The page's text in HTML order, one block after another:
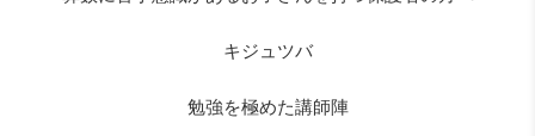
キジュツバ
勉強を極めた講師陣